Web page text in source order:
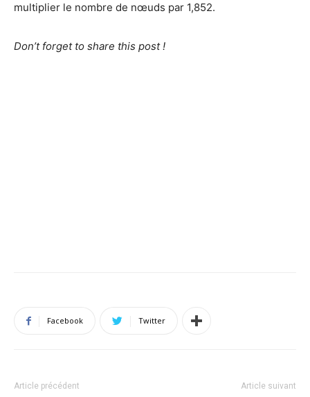
multiplier le nombre de nœuds par 1,852.
Don’t forget to share this post !
Facebook Twitter
Article précédent Article suivant